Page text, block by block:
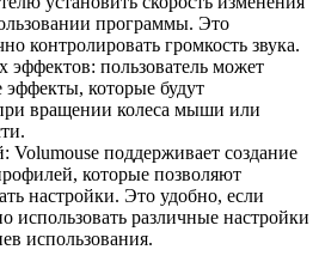
программы. Это
контролировать громкость звука.
эффектов: пользователь может
эффекты, которые будут
вращении колеса мыши или
Volumouse поддерживает создание
которые позволяют
настройки. Это удобно, если
использовать различные настройки
использования.